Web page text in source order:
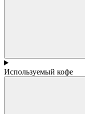
Используемый кофе